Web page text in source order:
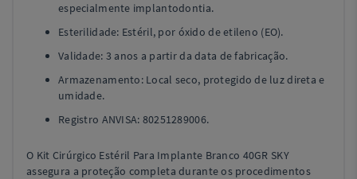
especialmente implantodontia.
Esterilidade: Estéril, por óxido de etileno (EO).
Validade: 3 anos a partir da data de fabricação.
Armazenamento: Local seco, protegido de luz direta e
umidade.
Registro ANVISA: 80251289006.
O Kit Cirúrgico Estéril Para Implante Branco 40GR SKY
assegura a proteção completa durante os procedimentos